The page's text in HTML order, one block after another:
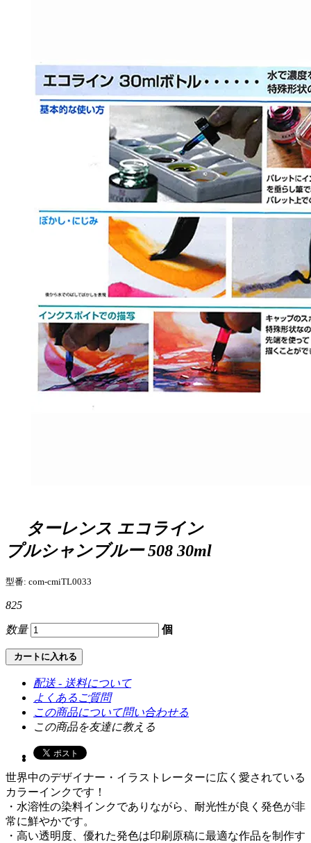
ターレンス エコライン
プルシャンブルー 508 30ml
型番: com-cmiTL0033
825
数量 個
カートに入れる
配送 - 送料について
よくあるご質問
この商品について問い合わせる
この商品を友達に教える
世界中のデザイナー・イラストレーターに広く愛されている
カラーインクです！
・水溶性の染料インクでありながら、耐光性が良く発色が非
常に鮮やかです。
・高い透明度、優れた発色は印刷原稿に最適な作品を制作す